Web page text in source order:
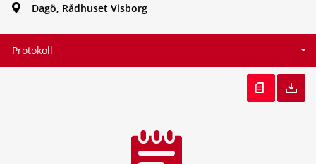
Dagö, Rådhuset Visborg
Protokoll